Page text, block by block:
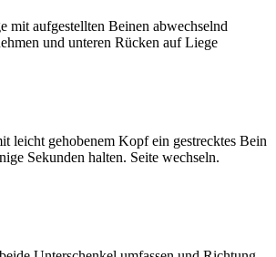
mit aufgestellten Beinen abwechselnd
und unteren Rücken auf Liege
leicht gehobenem Kopf ein gestrecktes Bein
Sekunden halten. Seite wechseln.